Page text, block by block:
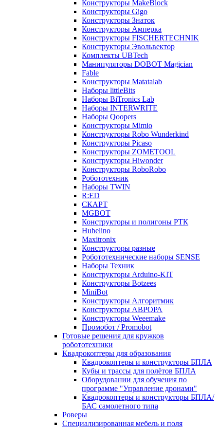
Конструкторы MakeBlock
Конструкторы Gigo
Конструкторы Знаток
Конструкторы Амперка
Конструкторы FISCHERTECHNIK
Конструкторы Эвольвектор
Комплекты UBTech
Манипуляторы DOBOT Magician
Fable
Конструкторы Matatalab
Наборы littleBits
Наборы BiTronics Lab
Наборы INTERWRITE
Наборы Qoopers
Конструкторы Mimio
Конструкторы Robo Wunderkind
Конструкторы Picaso
Конструкторы ZOMETOOL
Конструкторы Hiwonder
Конструкторы RoboRobo
Робототехник
Наборы TWIN
R:ED
СКАРТ
MGBOT
Конструкторы и полигоны РТК
Hubelino
Maxitronix
Конструкторы разные
Робототехнические наборы SENSE
Наборы Техник
Конструкторы Arduino-KIT
Конструкторы Botzees
MiniBot
Конструкторы Алгоритмик
Конструкторы АВРОРА
Конструкторы Weeemake
Промобот / Promobot
Готовые решения для кружков
робототехники
Квадрокоптеры для образования
Квадрокоптеры и конструкторы БПЛА
Кубы и трассы для полётов БПЛА
Оборудовании для обучения по
программе "Управление дронами"
Квадрокоптеры и конструкторы БПЛА/
БАС самолетного типа
Роверы
Специализированная мебель и поля